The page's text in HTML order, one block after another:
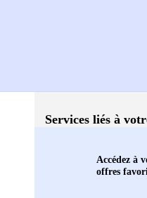
Services liés à
Accédez à
offres